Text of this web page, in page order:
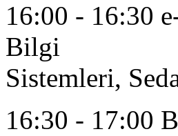
16:00 - 16:30
Bilgi
Sistemleri,
16:30 - 17:00